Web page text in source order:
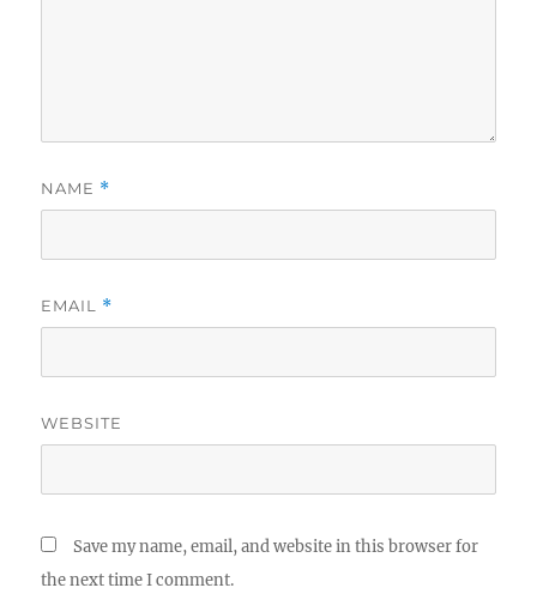
NAME *
EMAIL *
WEBSITE
Save my name, email, and website in this browser for
the next time I comment.